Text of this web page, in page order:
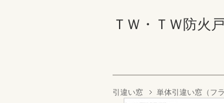
ＴＷ・ＴＷ防火
引違い窓 単体引違い窓（フ